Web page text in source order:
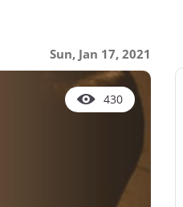
Sun, Jan 17, 2021
430